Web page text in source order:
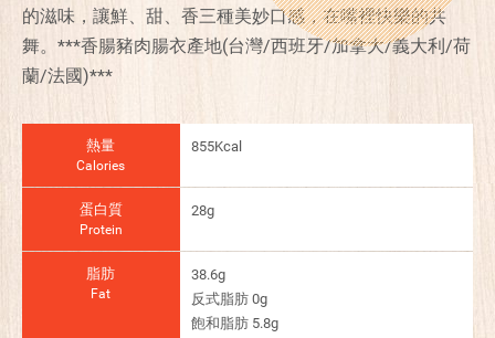
的滋味，讓鮮、甜、香三種美妙口感，在嘴裡快樂的共
舞。***香腸豬肉腸衣產地(台灣/西班牙/加拿大/義大利/荷
蘭/法國)***
熱量
Calories
855Kcal
蛋白質
Protein
28g
脂肪
Fat
38.6g
反式脂肪 0g
飽和脂肪 5.8g